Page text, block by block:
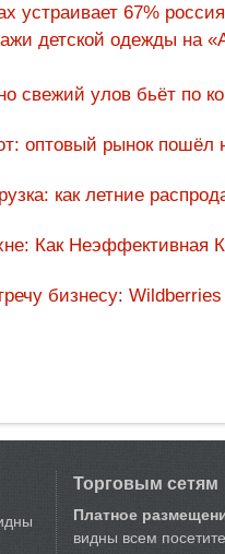
устраивает 67%
детской одежды на
свежий улов бьёт по
оптовый рынок
как летние
Как
бизнесу:
Торговым сетям
Платное
видны всем